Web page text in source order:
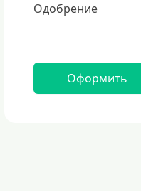
Одобрение
Оформить